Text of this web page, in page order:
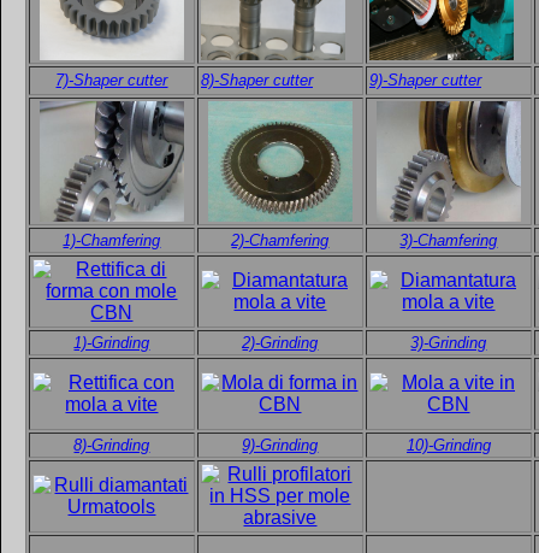
7)-Shaper cutter 8)-Shaper cutter 9)-Shaper cutter
1)-Chamfering 2)-Chamfering 3)-Chamfering
1)-Grinding 2)-Grinding 3)-Grinding
8)-Grinding 9)-Grinding 10)-Grinding